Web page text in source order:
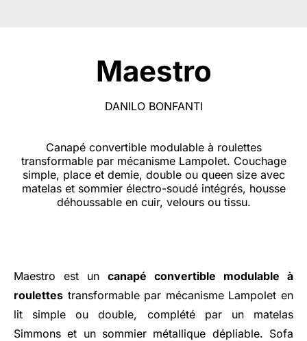
Maestro
DANILO BONFANTI
Canapé convertible modulable à roulettes
transformable par mécanisme Lampolet. Couchage
simple, place et demie, double ou queen size avec
matelas et sommier électro-soudé intégrés, housse
déhoussable en cuir, velours ou tissu.
Maestro est un canapé convertible modulable à
roulettes transformable par mécanisme Lampolet en
lit simple ou double, complété par un matelas
Simmons et un sommier métallique dépliable. Sofa